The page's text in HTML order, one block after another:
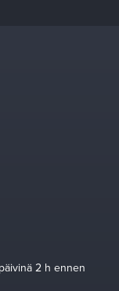
2 h ennen